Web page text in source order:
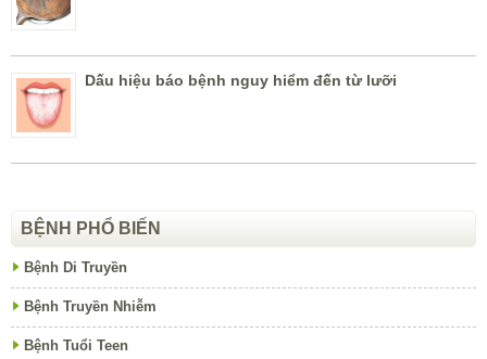
Dấu hiệu báo bệnh nguy hiểm đến từ lưỡi
BỆNH PHỔ BIẾN
Bệnh Di Truyền
Bệnh Truyền Nhiễm
Bệnh Tuổi Teen